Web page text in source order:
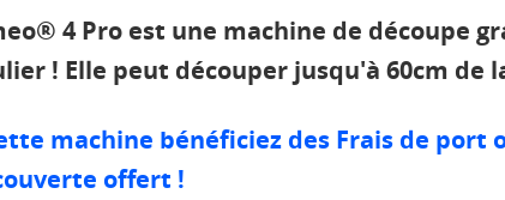
4 Pro est une machine de découpe
! Elle peut découper jusqu'à 60cm de
machine bénéficiez des Frais de port
offert !